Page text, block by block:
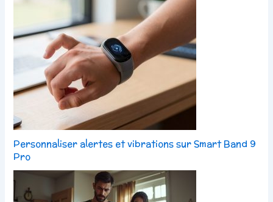
Personnaliser alertes et vibrations sur Smart Band 9
Pro